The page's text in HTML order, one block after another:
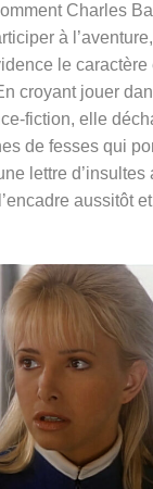
Charles
à
le caractère
croyant jouer
fiction, elle
de fesses qui
lettre d’insultes
aussitôt